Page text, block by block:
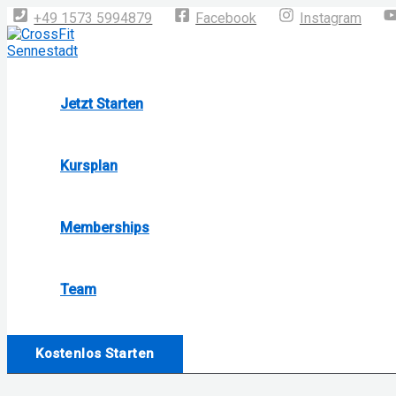
Zum
Inhalt
springen
+49 1573 5994879 Facebook Instagram
Jetzt Starten
Kursplan
Memberships
Team
Kostenlos Starten